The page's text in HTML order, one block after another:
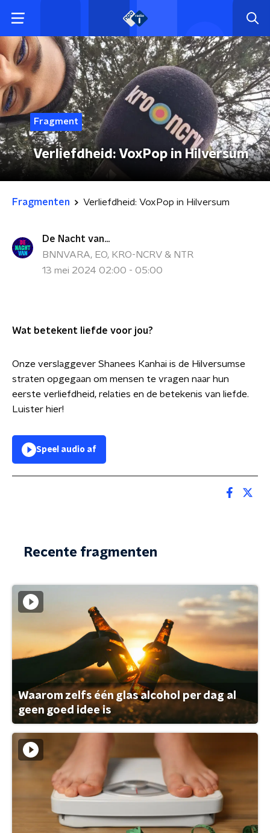
Fragment
Verliefdheid: VoxPop in Hilversum
Fragmenten Verliefdheid: VoxPop in Hilversum
De Nacht van...
BNNVARA, EO, KRO-NCRV & NTR
13 mei 2024 02:00 - 05:00
Wat betekent liefde voor jou?
Onze verslaggever Shanees Kanhai is de Hilversumse
straten opgegaan om mensen te vragen naar hun
eerste verliefdheid, relaties en de betekenis van liefde.
Luister hier!
Speel audio af
Recente fragmenten
Waarom zelfs één glas alcohol per dag al
geen goed idee is